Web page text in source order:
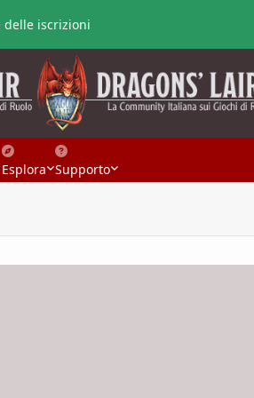
delle iscrizioni
Esplora Supporto